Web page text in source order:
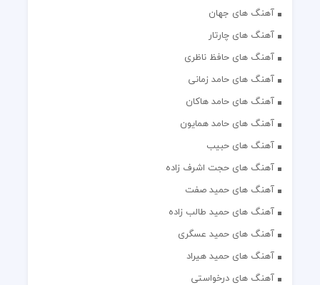
آهنگ های جهان
آهنگ های چارتار
آهنگ های حافظ ناظری
آهنگ های حامد زمانی
آهنگ های حامد هاکان
آهنگ های حامد همایون
آهنگ های حبیب
آهنگ های حجت اشرف زاده
آهنگ های حمید صفت
آهنگ های حمید طالب زاده
آهنگ های حمید عسگری
آهنگ های حمید هیراد
آهنگ های درخواستی